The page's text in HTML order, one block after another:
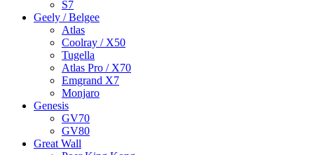
S7
Geely / Belgee
Atlas
Coolray / X50
Tugella
Atlas Pro / X70
Emgrand X7
Monjaro
Genesis
GV70
GV80
Great Wall